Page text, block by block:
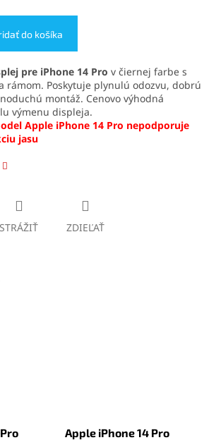
do košíka
pre iPhone 14 Pro v čiernej farbe s
rámom. Poskytuje plynulú odozvu, dobrú
montáž. Cenovo výhodná
výmenu displeja.
Apple iPhone 14 Pro nepodporuje
jasu
STRÁŽIŤ ZDIEĽAŤ
Apple iPhone 14 Pro